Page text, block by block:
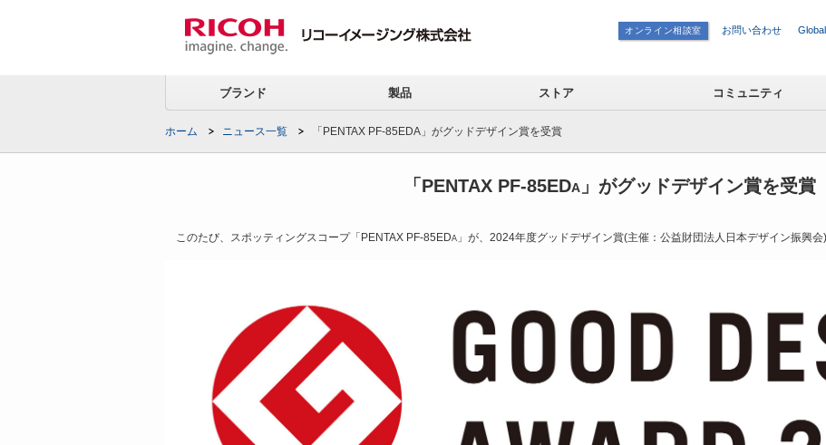
オンライン相談室 お問い合わせ Global
ブランド 製品 ストア コミュニティ
ホーム ニュース一覧 「PENTAX PF-85EDA」がグッドデザイン賞を受賞
「PENTAX PF-85EDA」がグッドデザイン賞を受賞
このたび、スポッティングスコープ「PENTAX PF-85EDA 」が、2024年度グッドデザイン賞(主催：公益財団法人日本デザイン振興